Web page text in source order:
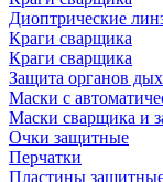
Диоптрические
Краги сварщика
Краги сварщика
Защита органов
Маски с
Маски сварщика и
Очки защитные
Перчатки
Пластины